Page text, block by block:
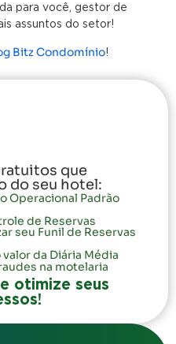
para você, gestor de
assuntos do setor!
Bitz Condomínio!
que
do seu hotel:
Operacional Padrão
de Reservas
seu Funil de Reservas
da Diária Média
na motelaria
otimize seus